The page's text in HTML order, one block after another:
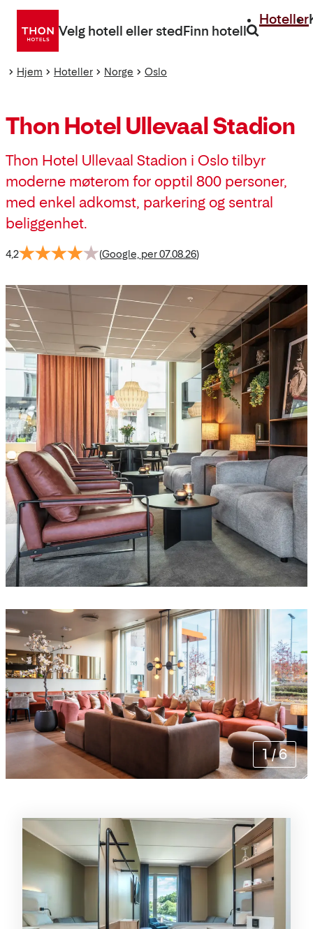
Gå
direkte
Velg hotell eller stedFinn hotell
Hoteller
Hjem Hoteller Norge Oslo
Thon Hotel Ullevaal Stadion
Thon Hotel Ullevaal Stadion i Oslo tilbyr
moderne møterom for opptil 800 personer,
med enkel adkomst, parkering og sentral
beliggenhet.
4,2 (Google, per 07.08.26)
1 /6
Rommene